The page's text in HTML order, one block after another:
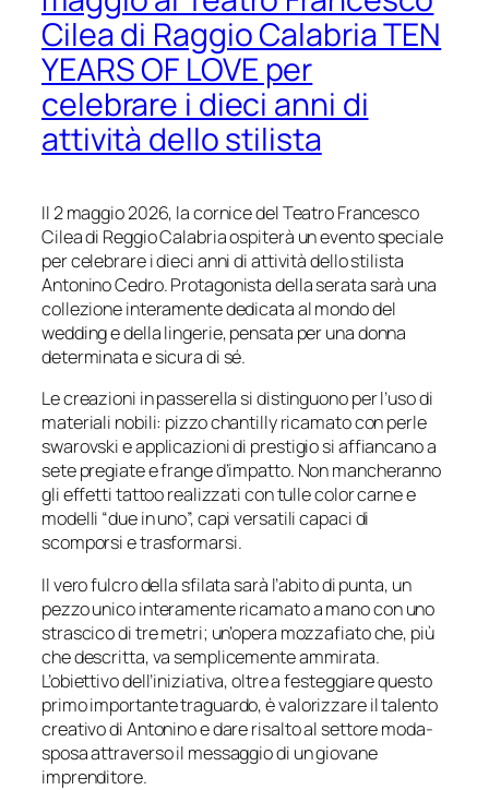
Cilea di Raggio Calabria TEN
YEARS OF LOVE per
celebrare i dieci anni di
attività dello stilista
Il 2 maggio 2026, la cornice del Teatro Francesco
Cilea di Reggio Calabria ospiterà un evento speciale
per celebrare i dieci anni di attività dello stilista
Antonino Cedro. Protagonista della serata sarà una
collezione interamente dedicata al mondo del
wedding e della lingerie, pensata per una donna
determinata e sicura di sé.
Le creazioni in passerella si distinguono per l’uso di
materiali nobili: pizzo chantilly ricamato con perle
swarovski e applicazioni di prestigio si affiancano a
sete pregiate e frange d’impatto. Non mancheranno
gli effetti tattoo realizzati con tulle color carne e
modelli “due in uno”, capi versatili capaci di
scomporsi e trasformarsi.
Il vero fulcro della sfilata sarà l’abito di punta, un
pezzo unico interamente ricamato a mano con uno
strascico di tre metri; un’opera mozzafiato che, più
che descritta, va semplicemente ammirata.
L’obiettivo dell’iniziativa, oltre a festeggiare questo
primo importante traguardo, è valorizzare il talento
creativo di Antonino e dare risalto al settore moda-
sposa attraverso il messaggio di un giovane
imprenditore.